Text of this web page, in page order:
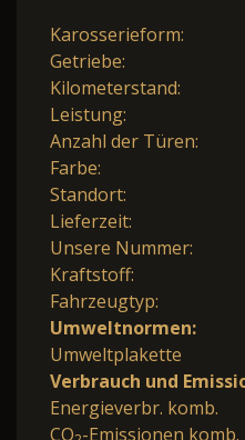
Karosserieform:
Getriebe:
Kilometerstand:
Leistung:
Anzahl der Türen:
Farbe:
Standort:
Lieferzeit:
Unsere Nummer:
Kraftstoff:
Fahrzeugtyp:
Umweltnormen:
Umweltplakette
Verbrauch und
Energieverbr. komb.
CO -Emissionen komb.